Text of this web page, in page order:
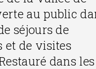
au public
séjours de
et de visites
dans les